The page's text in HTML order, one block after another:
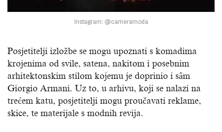
Instagram: @cameramoda
Posjetitelji izložbe se mogu upoznati s komadima
krojenima od svile, satena, nakitom i posebnim
arhitektonskim stilom kojemu je doprinio i sâm
Giorgio Armani. Uz to, u arhivu, koji se nalazi na
trećem katu, posjetitelji mogu proučavati reklame,
skice, te materijale s modnih revija.